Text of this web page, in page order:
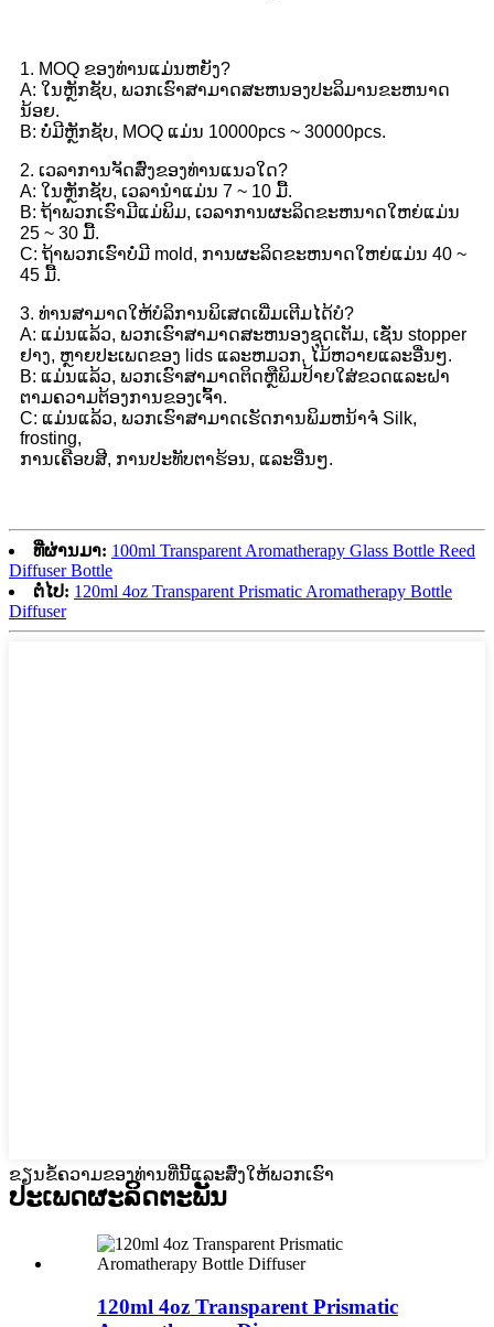
1. MOQ ຂອງທ່ານແມ່ນຫຍັງ?
A: ໃນຫຼັກຊັບ, ພວກເຮົາສາມາດສະຫນອງປະລິມານຂະຫນາດ
ນ້ອຍ.
B: ບໍ່ມີຫຼັກຊັບ, MOQ ແມ່ນ 10000pcs ~ 30000pcs.
2. ເວລາການຈັດສົ່ງຂອງທ່ານແນວໃດ?
A: ໃນຫຼັກຊັບ, ເວລານໍາແມ່ນ 7 ~ 10 ມື້.
B: ຖ້າພວກເຮົາມີແມ່ພິມ, ເວລາການຜະລິດຂະຫນາດໃຫຍ່ແມ່ນ
25 ~ 30 ມື້.
C: ຖ້າພວກເຮົາບໍ່ມີ mold, ການຜະລິດຂະຫນາດໃຫຍ່ແມ່ນ 40 ~
45 ມື້.
3. ທ່ານສາມາດໃຫ້ບໍລິການພິເສດເພີ່ມເຕີມໄດ້ບໍ?
A: ແມ່ນແລ້ວ, ພວກເຮົາສາມາດສະຫນອງຊຸດເຕັມ, ເຊັ່ນ stopper
ຢາງ, ຫຼາຍປະເພດຂອງ lids ແລະຫມວກ, ໄມ້ຫວາຍແລະອື່ນໆ.
B: ແມ່ນແລ້ວ, ພວກເຮົາສາມາດຕິດຫຼືພິມປ້າຍໃສ່ຂວດແລະຝາ
ຕາມຄວາມຕ້ອງການຂອງເຈົ້າ.
C: ແມ່ນແລ້ວ, ພວກເຮົາສາມາດເຮັດການພິມຫນ້າຈໍ Silk,
frosting,
ການເຄືອບສີ, ການປະທັບຕາຮ້ອນ, ແລະອື່ນໆ.
ທີ່ຜ່ານມາ: 100ml Transparent Aromatherapy Glass Bottle Reed
Diffuser Bottle
ຕໍ່ໄປ: 120ml 4oz Transparent Prismatic Aromatherapy Bottle
Diffuser
ຂຽນຂໍ້ຄວາມຂອງທ່ານທີ່ນີ້ແລະສົ່ງໃຫ້ພວກເຮົາ
ປະເພດຜະລິດຕະພັນ
120ml 4oz Transparent Prismatic